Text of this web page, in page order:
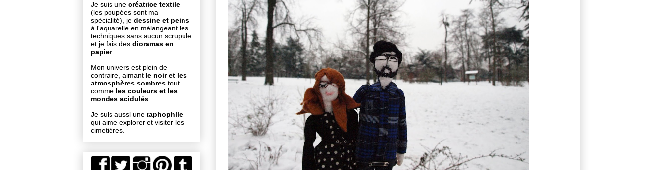
Je suis une créatrice textile
(les poupées sont ma
spécialité), je dessine et peins
à l'aquarelle en mélangeant les
techniques sans aucun scrupule
et je fais des dioramas en
papier.
Mon univers est plein de
contraire, aimant le noir et les
atmosphères sombres tout
comme les couleurs et les
mondes acidulés
Je suis aussi une taphophile
qui aime explorer et visiter les
cimetières.